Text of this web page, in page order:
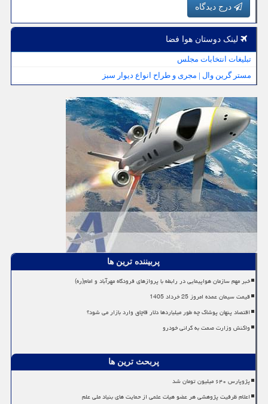
درج دیدگاه
لینک دوستان هوا فضا
تبلیغات انتخابات مجلس
مستر گرین وال | مجری و طراح انواع دیوار سبز
پربیننده ترین ها
خبر مهم سازمان هواپیمایی در رابطه با پروازهای فرودگاه مهرآباد و امام(ره)
قیمت سیمان عمده امروز 25 خرداد 1405
اقتصاد پنهان پوشاک چه طور میلیاردها دلار قاچاق وارد بازار می شود؟
واکنش وزارت صمت به گرانی خودرو
پربحث ترین ها
پژوپارس ۶۴۰ میلیون تومان شد
اعلام ظرفیت پژوهشی هر عضو هیات علمی از حمایت های بنیاد ملی علم